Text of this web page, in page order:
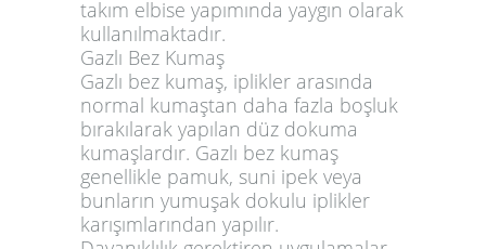
takım elbise yapımında yaygın olarak
kullanılmaktadır.
Gazlı Bez Kumaş
Gazlı bez kumaş, iplikler arasında
normal kumaştan daha fazla boşluk
bırakılarak yapılan düz dokuma
kumaşlardır. Gazlı bez kumaş
genellikle pamuk, suni ipek veya
bunların yumuşak dokulu iplikler
karışımlarından yapılır.